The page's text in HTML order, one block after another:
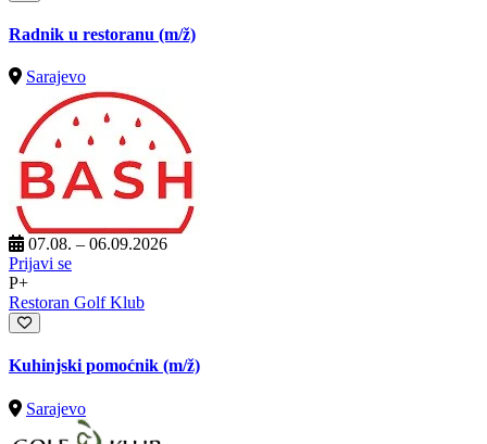
Radnik u restoranu (m/ž)
Sarajevo
07.08. – 06.09.2026
Prijavi se
P+
Restoran Golf Klub
Kuhinjski pomoćnik (m/ž)
Sarajevo